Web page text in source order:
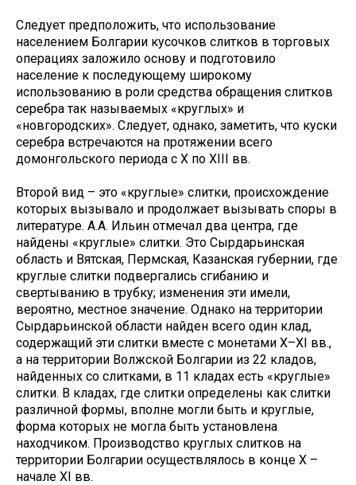
Следует предположить, что использование
населением Болгарии кусочков слитков в торговых
операциях заложило основу и подготовило
население к последующему широкому
использованию в роли средства обращения слитков
серебра так называемых «круглых» и
«новгородских». Следует, однако, заметить, что куски
серебра встречаются на протяжении всего
домонгольского периода с X по XIII вв.
Второй вид – это «круглые» слитки, происхождение
которых вызывало и продолжает вызывать споры в
литературе. А.А. Ильин отмечал два центра, где
найдены «круглые» слитки. Это Сырдарьинская
область и Вятская, Пермская, Казанская губернии, где
круглые слитки подвергались сгибанию и
свертыванию в трубку; изменения эти имели,
вероятно, местное значение. Однако на территории
Сырдарьинской области найден всего один клад,
содержащий эти слитки вместе с монетами X–XI вв.,
а на территории Волжской Болгарии из 22 кладов,
найденных со слитками, в 11 кладах есть «круглые»
слитки. В кладах, где слитки определены как слитки
различной формы, вполне могли быть и круглые,
форма которых не могла быть установлена
находчиком. Производство круглых слитков на
территории Болгарии осуществлялось в конце X –
начале XI вв.